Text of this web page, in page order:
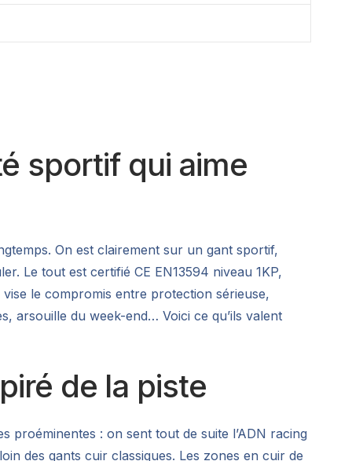
sportif qui aime
On est clairement sur un gant sportif,
Le tout est certifié CE EN13594 niveau 1KP,
le compromis entre protection sérieuse,
arsouille du week-end… Voici ce qu’ils valent
de la piste
: on sent tout de suite l’ADN racing
des gants cuir classiques. Les zones en cuir de